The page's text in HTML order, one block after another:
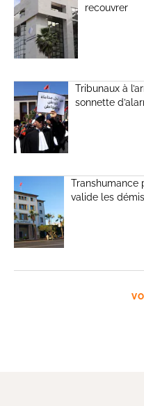
recouvrer
Tribunaux à
sonnette
Transhumance
valide les